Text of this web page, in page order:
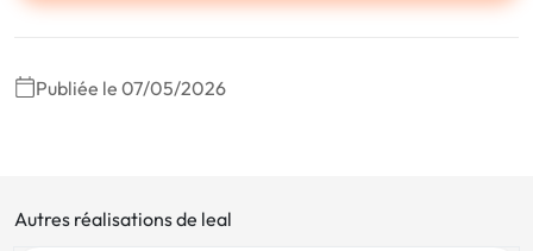
Publiée le 07/05/2026
Autres réalisations de leal